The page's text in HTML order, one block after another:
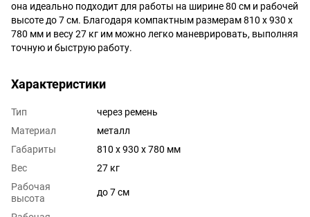
она идеально подходит для работы на ширине 80 см и рабочей
высоте до 7 см. Благодаря компактным размерам 810 x 930 x
780 мм и весу 27 кг им можно легко маневрировать, выполняя
точную и быструю работу.
Характеристики
Тип
через ремень
Материал
металл
Габариты
810 x 930 x 780 мм
Вес
27 кг
Рабочая
высота
до 7 см